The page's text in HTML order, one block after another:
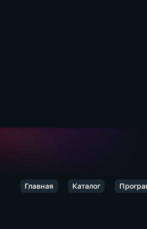
Главная Каталог